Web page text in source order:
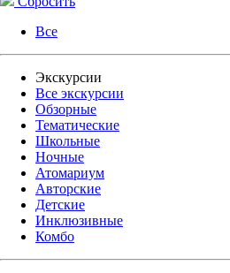
Все
Экскурсии
Все экскурсии
Обзорные
Тематические
Школьные
Ночные
Атомариум
Авторские
Детские
Инклюзивные
Комбо